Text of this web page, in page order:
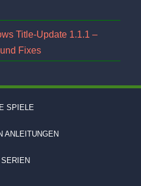
Title-Update 1.1.1 –
Fixes
SPIELE
ANLEITUNGEN